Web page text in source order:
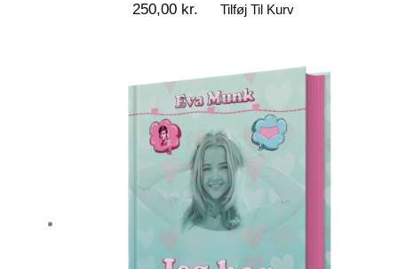
250,00 kr. Tilføj Til Kurv